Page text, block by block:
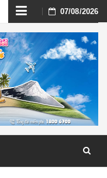
Skip
to
content
07/08/2026